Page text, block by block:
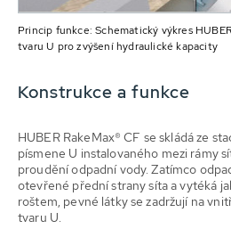
Princip funkce: Schematický výkres
tvaru U pro zvýšení hydraulické kapacity
Konstrukce a funkce
HUBER RakeMax® CF se skládá ze
písmene U instalovaného mezi rámy
proudění odpadní vody. Zatímco
otevřené přední strany síta a vytéká
roštem, pevné látky se zadržují na
tvaru U.